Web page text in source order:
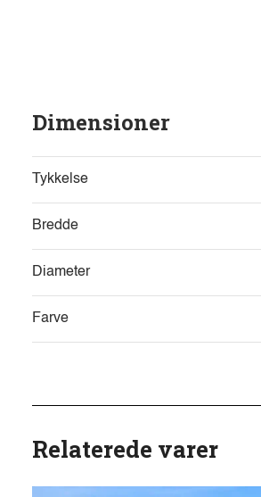
Dimensioner
Tykkelse
Bredde
Diameter
Farve
Relaterede varer